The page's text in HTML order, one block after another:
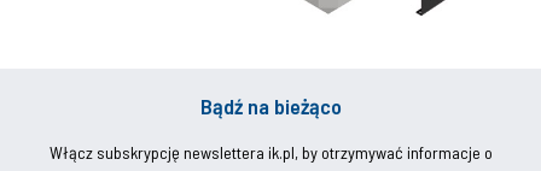
Bądź na bieżąco
Włącz subskrypcję newslettera ik.pl, by otrzymywać informacje o